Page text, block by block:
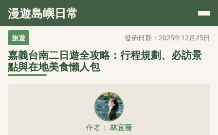
漫遊島嶼日常
旅遊 發佈日期：2025年12月25日
嘉義台南二日遊全攻略：行程規劃、必訪景
點與在地美食懶人包
作者： 林宜蒨